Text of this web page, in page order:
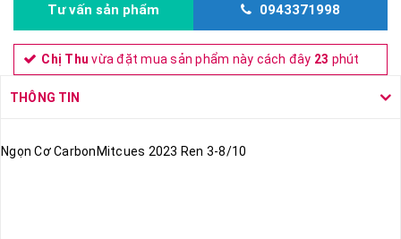
Tư vấn sản phẩm 0943371998
Chị Thu vừa đặt mua sản phẩm này cách đây 23 phút
THÔNG TIN
Ngọn Cơ CarbonMitcues 2023 Ren 3-8/10